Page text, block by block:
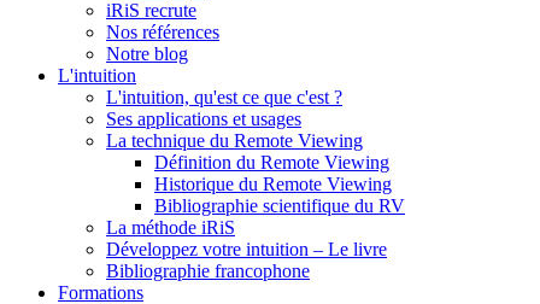
iRiS recrute
Nos références
Notre blog
L'intuition
L'intuition, qu'est ce que c'est ?
Ses applications et usages
La technique du Remote Viewing
Définition du Remote Viewing
Historique du Remote Viewing
Bibliographie scientifique du RV
La méthode iRiS
Développez votre intuition – Le livre
Bibliographie francophone
Formations